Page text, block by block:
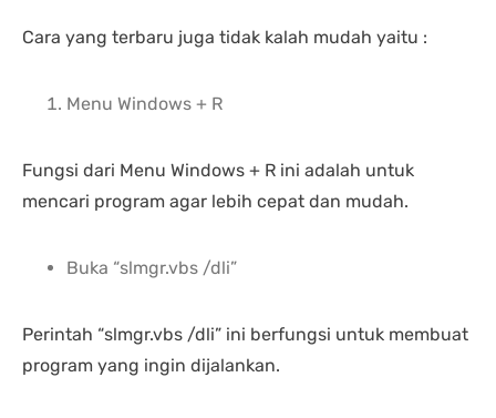
Cara yang terbaru juga tidak kalah mudah yaitu :
Menu Windows + R
Fungsi dari Menu Windows + R ini adalah untuk
mencari program agar lebih cepat dan mudah.
Buka “slmgr.vbs /dli”
Perintah “slmgr.vbs /dli” ini berfungsi untuk membuat
program yang ingin dijalankan.